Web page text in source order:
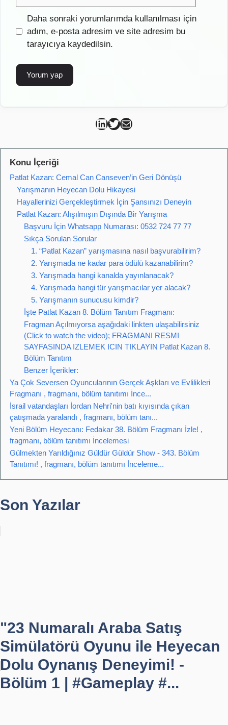
İnternet
sitesi
Daha sonraki yorumlarımda kullanılması için
adım, e-posta adresim ve site adresim bu
tarayıcıya kaydedilsin.
Can Kütahya Linkedin
Can Kütahya Twitter
Can Kütahya Mail
Konu İçeriği
Patlat Kazan: Cemal Can Canseven’in Geri Dönüşü
Yarışmanın Heyecan Dolu Hikayesi
Hayallerinizi Gerçekleştirmek İçin Şansınızı Deneyin
Patlat Kazan: Alışılmışın Dışında Bir Yarışma
Başvuru İçin Whatsapp Numarası: 0532 724 77 77
Sıkça Sorulan Sorular
1. “Patlat Kazan” yarışmasına nasıl başvurabilirim?
2. Yarışmada ne kadar para ödülü kazanabilirim?
3. Yarışmada hangi kanalda yayınlanacak?
4. Yarışmada hangi tür yarışmacılar yer alacak?
5. Yarışmanın sunucusu kimdir?
İşte Patlat Kazan 8. Bölüm Tanıtım Fragmanı:
Fragman Açılmıyorsa aşağıdaki linkten ulaşabilirsiniz
(Click to watch the video); FRAGMANI RESMI
SAYFASINDA IZLEMEK ICIN TIKLAYIN Patlat Kazan 8.
Bölüm Tanıtım
Benzer İçerikler:
Ya Çok Seversen Oyuncularının Gerçek Aşkları ve Evlilikleri
Fragmanı , fragmanı, bölüm tanıtımı İnce...
İsrail vatandaşları İordan Nehri'nin batı kıyısında çıkan
çatışmada yaralandı , fragmanı, bölüm tanı...
Yeni Bölüm Heyecanı: Fedakar 38. Bölüm Fragmanı İzle! ,
fragmanı, bölüm tanıtımı İncelemesi
Gülmekten Yarıldığınız Güldür Güldür Show - 343. Bölüm
Tanıtımı! , fragmanı, bölüm tanıtımı İnceleme...
Son Yazılar
"23 Numaralı Araba Satış
Simülatörü Oyunu ile Heyecan
Dolu Oynanış Deneyimi! -
Bölüm 1 | #Gameplay #...